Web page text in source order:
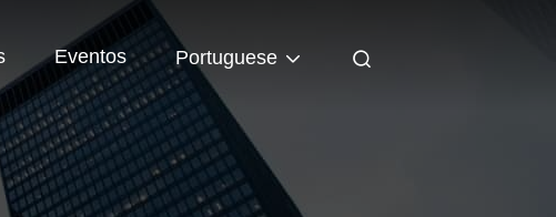
Eventos Portuguese